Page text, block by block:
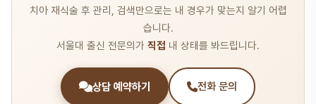
치아 재식술 후 관리, 검색만으로는 내 경우가 맞는지 알기 어렵
습니다.
서울대 출신 전문의가 직접 내 상태를 봐드립니다.
상담 예약하기 전화 문의